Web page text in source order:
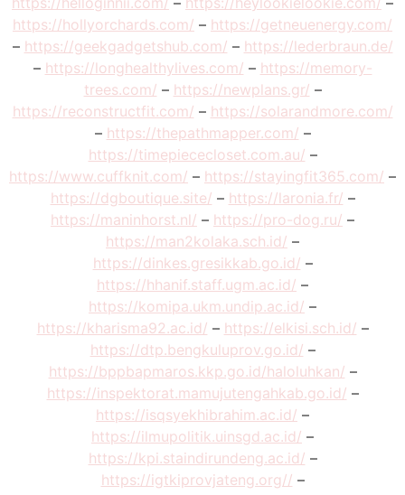
https://hollyorchards.com/ – https://getneuenergy.com/
– https://geekgadgetshub.com/ – https://lederbraun.de/
– https://longhealthylives.com/ – https://memory-
trees.com/ – https://newplans.gr/ –
https://reconstructfit.com/ – https://solarandmore.com/
– https://thepathmapper.com/ –
https://timepiececloset.com.au/ –
https://www.cuffknit.com/ – https://stayingfit365.com/ –
https://dgboutique.site/ – https://laronia.fr/ –
https://maninhorst.nl/ – https://pro-dog.ru/ –
https://man2kolaka.sch.id/ –
https://dinkes.gresikkab.go.id/ –
https://hhanif.staff.ugm.ac.id/ –
https://komipa.ukm.undip.ac.id/ –
https://kharisma92.ac.id/ – https://elkisi.sch.id/ –
https://dtp.bengkuluprov.go.id/ –
https://bppbapmaros.kkp.go.id/haloluhkan/ –
https://inspektorat.mamujutengahkab.go.id/ –
https://isqsyekhibrahim.ac.id/ –
https://ilmupolitik.uinsgd.ac.id/ –
https://kpi.staindirundeng.ac.id/ –
https://igtkiprovjateng.org// –